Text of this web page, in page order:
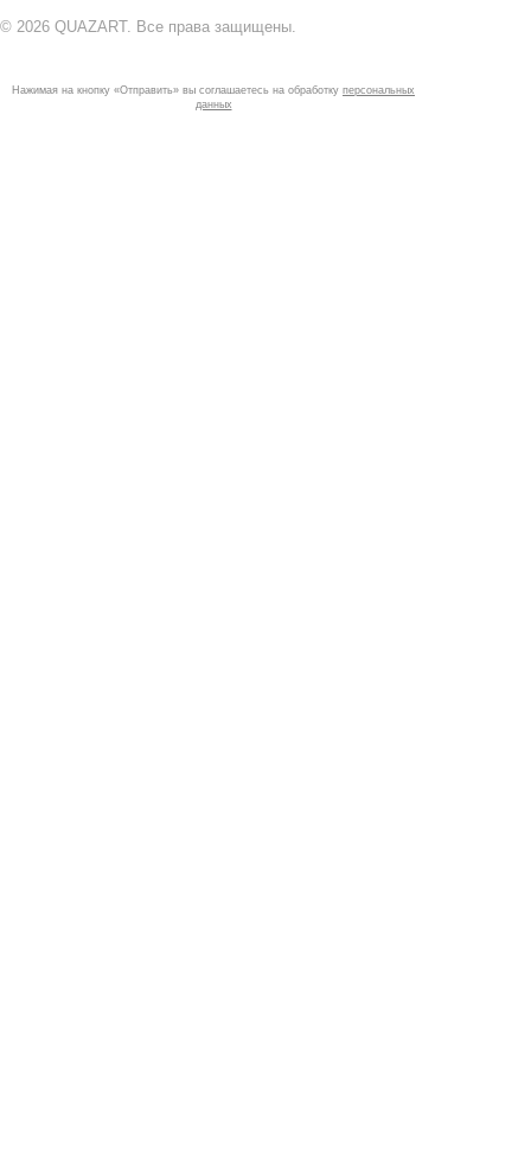
© 2026 QUAZART. Все права защищены.
Нажимая на кнопку «Отправить» вы соглашаетесь на обработку персональных
данных